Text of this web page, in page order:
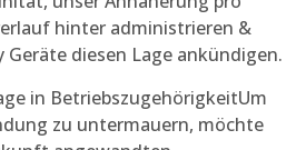
hinter administrieren &
Geräte diesen Lage ankündigen.
in BetriebszugehörigkeitUm
zu untermauern, möchte